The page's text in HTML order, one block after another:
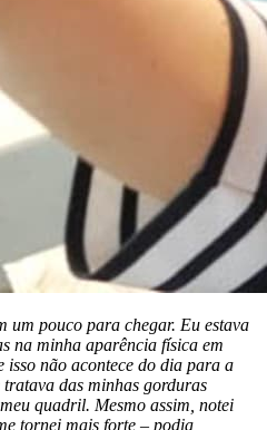
um pouco para chegar. Eu estava
na minha aparência física em
isso não acontece do dia para a
das minhas gorduras
quadril. Mesmo assim, notei
tornei mais forte – podia